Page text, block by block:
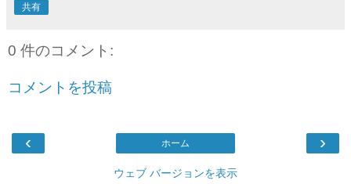
共有
0 件のコメント:
コメントを投稿
‹ ›
ホーム
ウェブ バージョンを表示